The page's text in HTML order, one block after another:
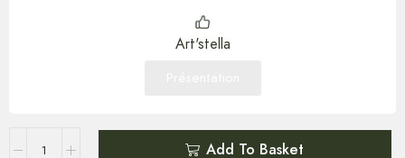
Art'stella
Add To Basket